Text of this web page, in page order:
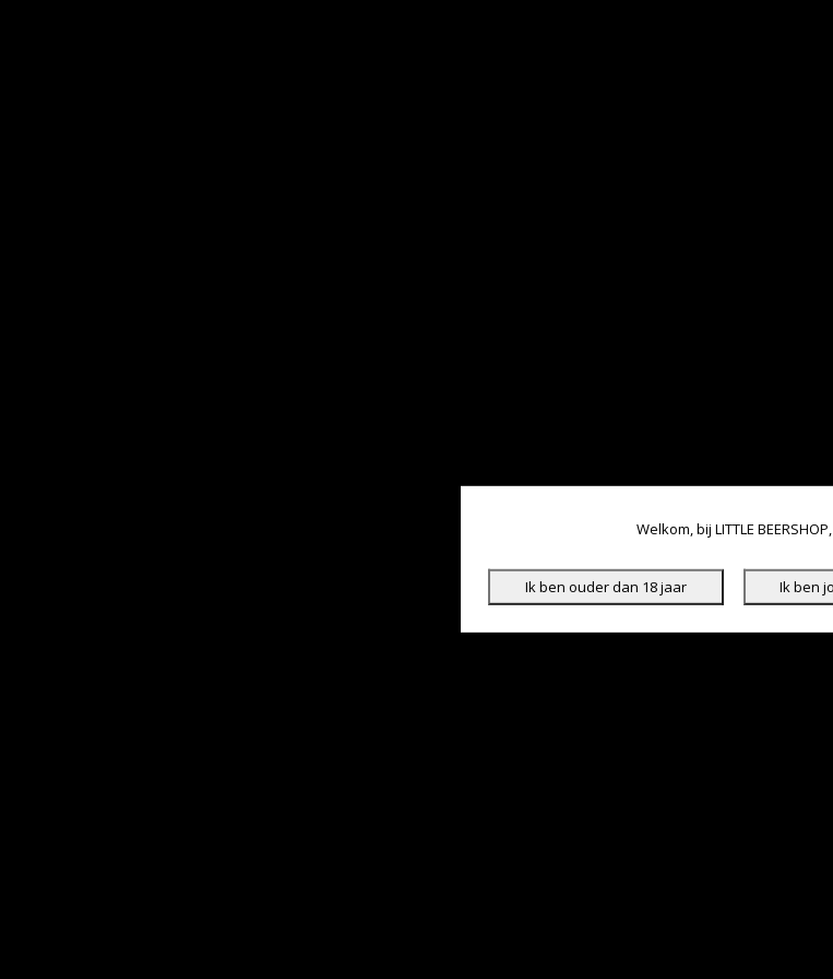
Welkom, bij LITTLE BEERSHOP,